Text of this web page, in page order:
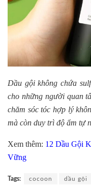
Dầu gội không chứa
cho những người quan
chăm sóc tóc hợp lý
mà còn duy trì độ ẩm tự
Xem thêm: 12 Dầu Gội
Vững
Tags: cocoon dầu gội